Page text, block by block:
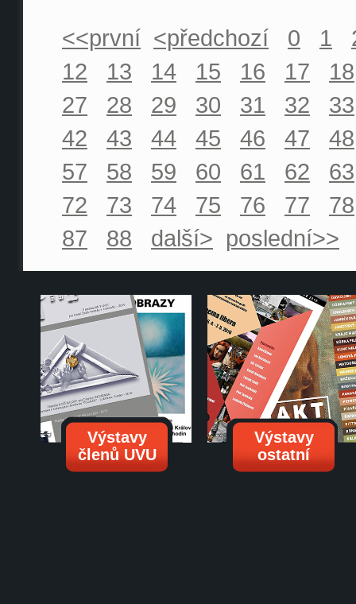
<<první <předchozí 0 1
12
13 14 15 16 17
18
27
28 29 30 31 32
33
42
43 44 45 46 47
48
57
58 59 60 61 62
63
72
73 74 75 76 77
78
87
88 další> poslední>>
Výstavy
členů UVU
Výstavy
ostatní